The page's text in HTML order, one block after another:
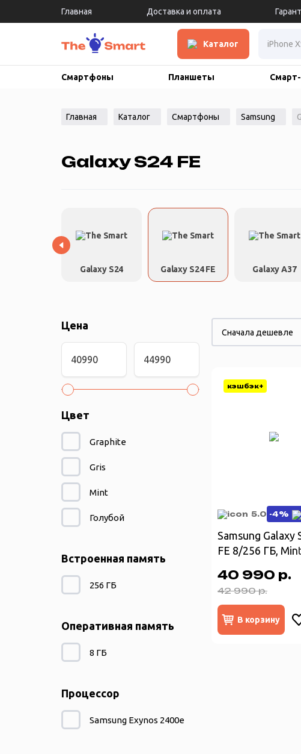
Главная Доставка и оплата
Каталог
Смартфоны Планшеты
Главная Каталог Смартфоны Samsung
Galaxy S24 FE
Galaxy S24 Galaxy S24 FE Galaxy A37
Цена
Цвет
Graphite
Gris
Mint
Голубой
Встроенная память
256 ГБ
Оперативная память
8 ГБ
Процессор
Samsung Exynos 2400e
Сначала дешевле
5.0 -4%
кэшбэк+
Samsung Galaxy
FE 8/256 ГБ,
40 990 р.
42 990 р.
В корзину